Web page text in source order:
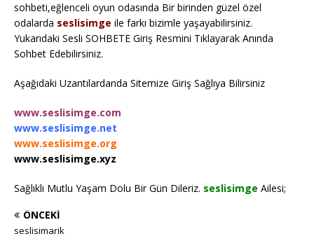
sohbeti,eğlenceli oyun odasında Bir birinden güzel özel
odalarda seslisimge ile farkı bizimle yaşayabilirsiniz.
Yukarıdaki Sesli SOHBETE Giriş Resmini Tıklayarak Anında
Sohbet Edebilirsiniz.
Aşağıdaki Uzantılardanda Sitemize Giriş Sağlıya Bilirsiniz
www.seslisimge.com
www.seslisimge.net
www.seslisimge.org
www.seslisimge.xyz
Sağlıklı Mutlu Yaşam Dolu Bir Gün Dileriz. seslisimge Ailesi;
ÖNCEKI
seslisimarik